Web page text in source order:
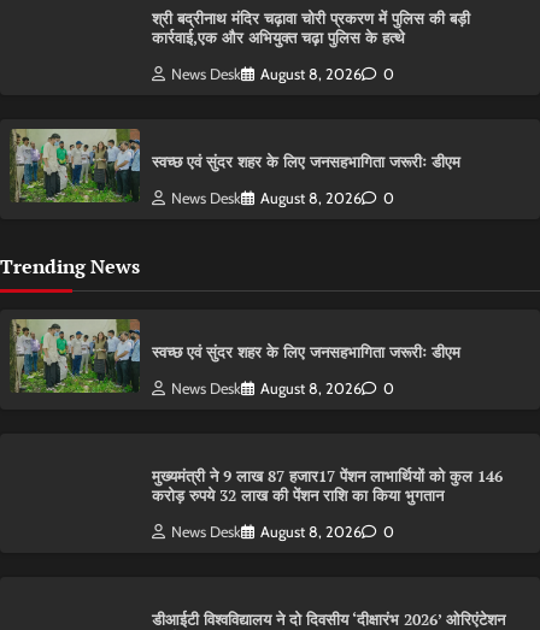
श्री बद्रीनाथ मंदिर चढ़ावा चोरी प्रकरण में पुलिस की बड़ी
कार्रवाई,एक और अभियुक्त चढ़ा पुलिस के हत्थे
News Desk August 8, 2026 0
स्वच्छ एवं सुंदर शहर के लिए जनसहभागिता जरूरीः डीएम
News Desk August 8, 2026 0
Trending News
स्वच्छ एवं सुंदर शहर के लिए जनसहभागिता जरूरीः डीएम
News Desk August 8, 2026 0
मुख्यमंत्री ने 9 लाख 87 हजार17 पेंशन लाभार्थियों को कुल 146
करोड़ रुपये 32 लाख की पेंशन राशि का किया भुगतान
News Desk August 8, 2026 0
डीआईटी विश्वविद्यालय ने दो दिवसीय ‘दीक्षारंभ 2026’ ओरिएंटेशन